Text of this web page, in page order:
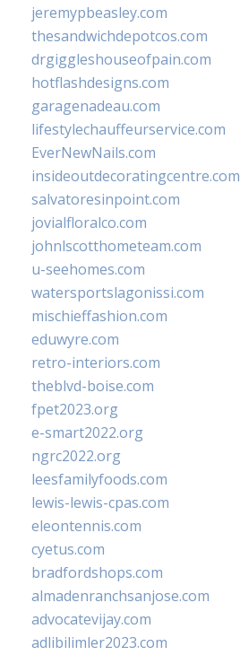
jeremypbeasley.com
thesandwichdepotcos.com
drgiggleshouseofpain.com
hotflashdesigns.com
garagenadeau.com
lifestylechauffeurservice.com
EverNewNails.com
insideoutdecoratingcentre.com
salvatoresinpoint.com
jovialfloralco.com
johnlscotthometeam.com
u-seehomes.com
watersportslagonissi.com
mischieffashion.com
eduwyre.com
retro-interiors.com
theblvd-boise.com
fpet2023.org
e-smart2022.org
ngrc2022.org
leesfamilyfoods.com
lewis-lewis-cpas.com
eleontennis.com
cyetus.com
bradfordshops.com
almadenranchsanjose.com
advocatevijay.com
adlibilimler2023.com